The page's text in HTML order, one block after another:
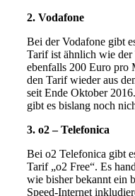
2. Vodafone
Bei der Vodafone gibt
Tarif ist ähnlich wie
ebenfalls 200 Euro pro
den Tarif wieder aus
seit Ende Oktober
gibt es bislang noch
3. o2 – Telefonica
Bei o2 Telefonica gibt
Tarif „o2 Free“. Es
wie bisher bekannt ein
Speed-Internet